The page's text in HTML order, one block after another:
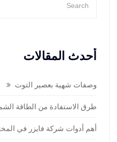
أحدث المقالات
وصفات شهية بعصير التوت
طرق الاستفادة من الطاقة
أهم أدوات شركة فايزر في